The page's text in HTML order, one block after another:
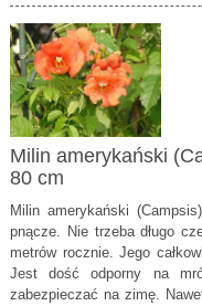
Milin amerykański
80 cm
Milin amerykański
pnącze. Nie trzeba długo
metrów rocznie. Jego
Jest dość odporny na
zabezpieczać na zimę.